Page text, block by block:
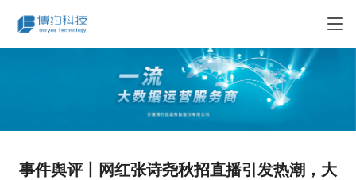
事件舆评丨网红张诗尧秋招直播引发热潮，大